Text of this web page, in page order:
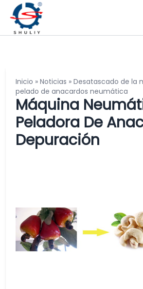
Inicio » Noticias » Desatascado de la
pelado de anacardos neumática
Máquina
Peladora De
Depuración